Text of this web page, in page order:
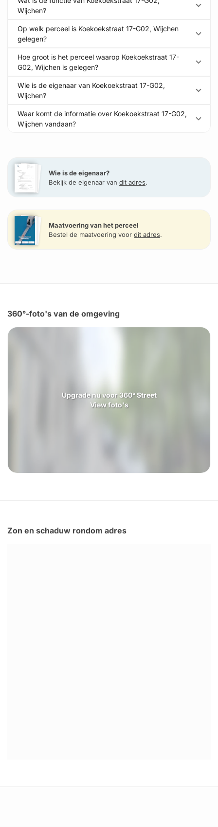
Wijchen?
Op welk perceel is Koekoekstraat 17-G02, Wijchen
gelegen?
Hoe groot is het perceel waarop Koekoekstraat 17-
G02, Wijchen is gelegen?
Wie is de eigenaar van Koekoekstraat 17-G02,
Wijchen?
Waar komt de informatie over Koekoekstraat 17-G02,
Wijchen vandaan?
Wie is de eigenaar?
Bekijk de eigenaar van dit adres.
Maatvoering van het perceel
Bestel de maatvoering voor dit adres.
360°-foto's van de omgeving
Upgrade nu voor 360° Street
View foto's
Zon en schaduw rondom adres